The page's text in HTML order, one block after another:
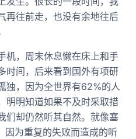
再往前走，也没有余地往后
机，周末休息懒在床上和手
时间，后来看到国外有项研
独，因为全世界有62%的人
明明知道如果不及时采取措
们却仍然听其自然。就像塞
因为重复的失败而造成的听